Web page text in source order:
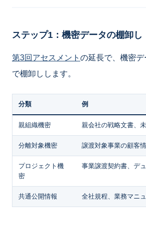
ステップ1：機密データの棚卸し
第3回アセスメント の延長で、機密
で棚卸しします。
分類 例
親組織機密 親会社の戦略文書、
分離対象機密 譲渡対象事業の顧客
プロジェクト機
密
事業譲渡契約書、デ
共通公開情報 全社規程、業務マニ